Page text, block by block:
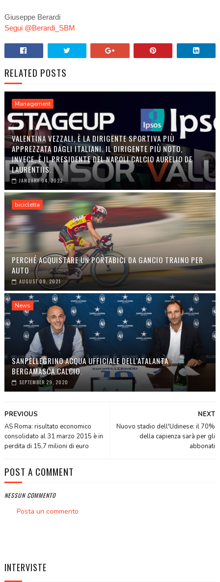
Giuseppe Berardi
Segui @Berardi_SBM
RELATED POSTS
Management
VALENTINA VEZZALI, È LA DIRIGENTE SPORTIVA PIÙ
APPREZZATA DAGLI ITALIANI. IL DIRIGENTE PIÙ NOTO,
INVECE, È IL PRESIDENTE DEL NAPOLI CALCIO AURELIO DE
LAURENTIIS.
JANUARY 04, 2022
bicicletta
PERCHÉ ACQUISTARE UN PORTABICI DA GANCIO TRAINO PER
AUTO
AUGUST 09, 2021
News
SANPELLEGRINO ACQUA UFFICIALE DELL'ATALANTA
BERGAMASCA CALCIO.
SEPTEMBER 29, 2020
NEXT
Nuovo stadio dell'Udinese: il 70%
della capienza sarà per gli
abbonati
PREVIOUS
AS Roma: risultato economico
consolidato al 31 marzo 2015 è in
perdita di 15,7 milioni di euro
POST A COMMENT
NESSUN COMMENTO
Posta un commento
INTERVISTE